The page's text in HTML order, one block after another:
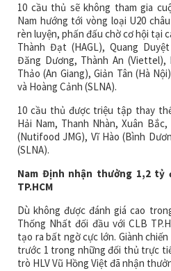
10 cầu thủ sẽ không tham gia
Nam hướng tới vòng loại U20
rèn luyện, phấn đấu chờ cơ hội tại
Thành Đạt (HAGL), Quang
Đăng Dương, Thành An (Viettel),
Thảo (An Giang), Giản Tân (Hà
và Hoàng Cảnh (SLNA).
10 cầu thủ được triệu tập thay
Hải Nam, Thanh Nhàn, Xuân
(Nutifood JMG), Vĩ Hào (Bình
(SLNA).
Nam Định nhận thưởng 1,2 tỷ
TP.HCM
Dù không được đánh giá cao
Thống Nhất đối đầu với CLB
tạo ra bất ngờ cực lớn. Giành
trước 1 trong những đối thủ trực
trò HLV Vũ Hồng Việt đã nhận